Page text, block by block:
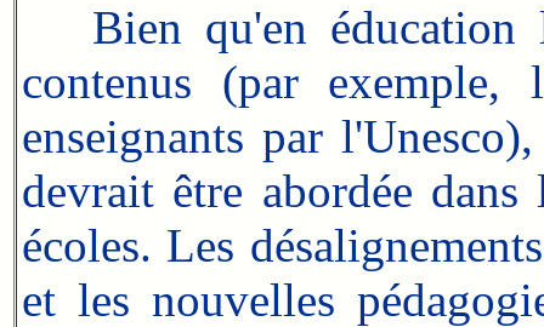
Bien qu'en
contenus (par
enseignants par
devrait être abordée
écoles. Les
et les nouvelles